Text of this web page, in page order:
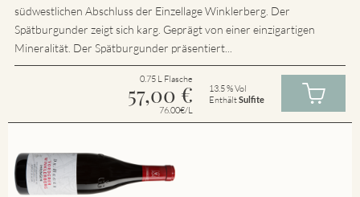
südwestlichen Abschluss der Einzellage Winklerberg. Der
Spätburgunder zeigt sich karg. Geprägt von einer einzigartigen
Mineralität. Der Spätburgunder präsentiert...
0.75 L Flasche
57,00 €
76.00€/L
13.5 % Vol
EnthältSulfite